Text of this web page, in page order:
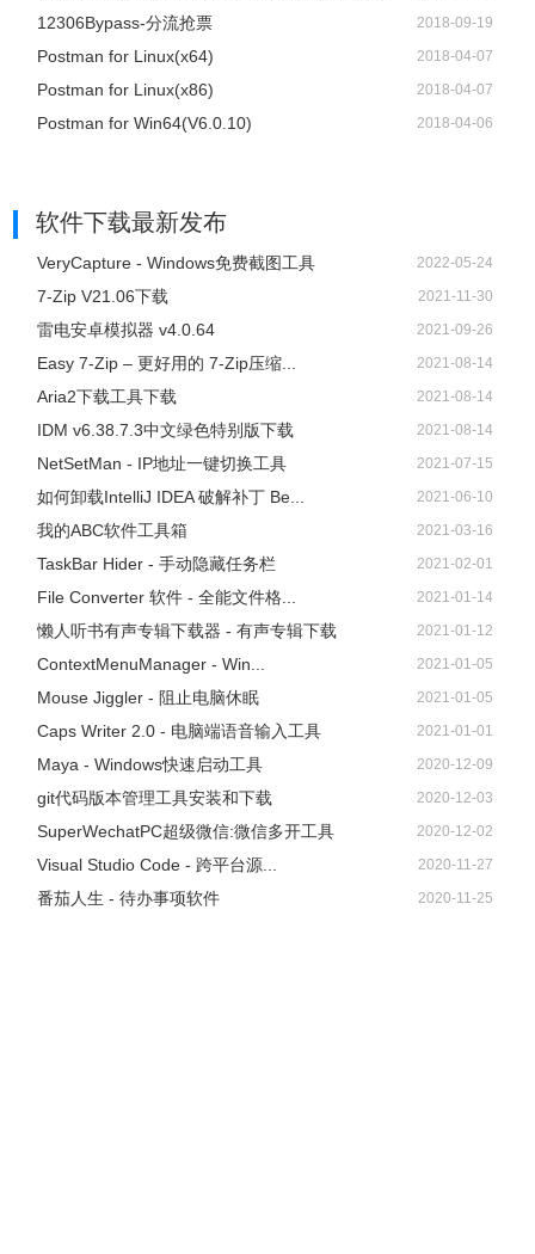
12306Bypass-分流抢票 2018-09-19
Postman for Linux(x64) 2018-04-07
Postman for Linux(x86) 2018-04-07
Postman for Win64(V6.0.10) 2018-04-06
软件下载最新发布
VeryCapture - Windows免费截图工具 2022-05-24
7-Zip V21.06下载 2021-11-30
雷电安卓模拟器 v4.0.64 2021-09-26
Easy 7-Zip – 更好用的 7-Zip压缩... 2021-08-14
Aria2下载工具下载 2021-08-14
IDM v6.38.7.3中文绿色特别版下载 2021-08-14
NetSetMan - IP地址一键切换工具 2021-07-15
如何卸载IntelliJ IDEA 破解补丁 Be... 2021-06-10
我的ABC软件工具箱 2021-03-16
TaskBar Hider - 手动隐藏任务栏 2021-02-01
File Converter 软件 - 全能文件格... 2021-01-14
懒人听书有声专辑下载器 - 有声专辑下载 2021-01-12
ContextMenuManager - Win... 2021-01-05
Mouse Jiggler - 阻止电脑休眠 2021-01-05
Caps Writer 2.0 - 电脑端语音输入工具 2021-01-01
Maya - Windows快速启动工具 2020-12-09
git代码版本管理工具安装和下载 2020-12-03
SuperWechatPC超级微信:微信多开工具 2020-12-02
Visual Studio Code - 跨平台源... 2020-11-27
番茄人生 - 待办事项软件 2020-11-25